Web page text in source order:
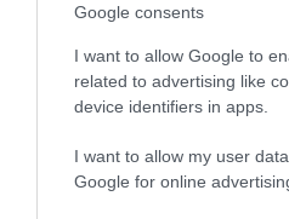
Google consents
I want to allow Google to
related to advertising like
device identifiers in apps.
I want to allow my user
Google for online
TATA
AMIKÉRT